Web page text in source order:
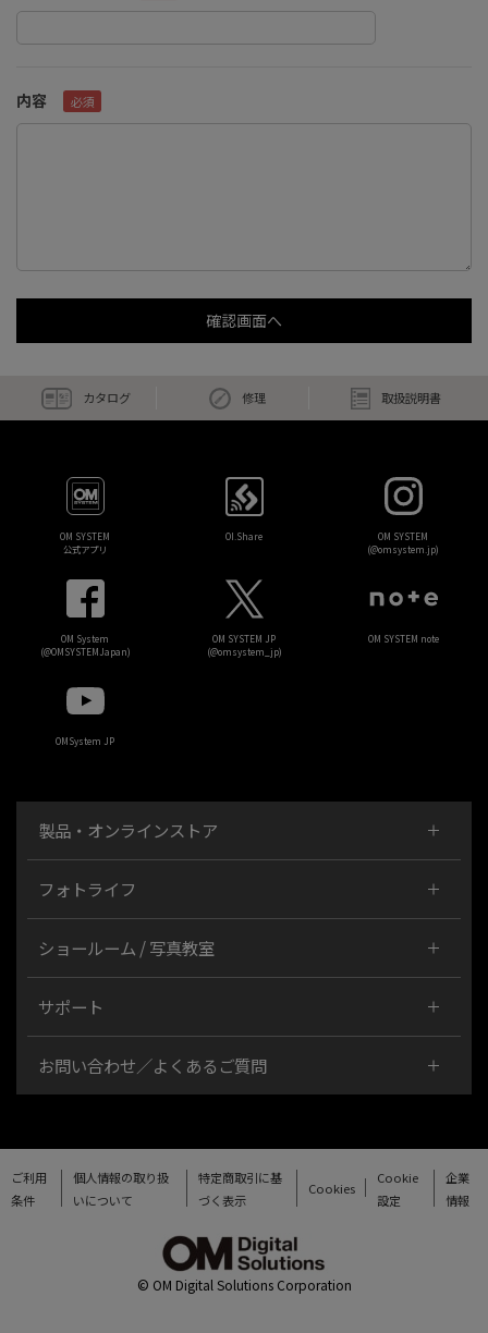
内容
カタログ 修理 取扱説明書
OM SYSTEM
公式アプリ
OI.Share
OM SYSTEM
(@omsystem.jp)
OM System
(@OMSYSTEMJapan)
OM SYSTEM JP
(@omsystem_jp)
OM SYSTEM note
OMSystem JP
製品・オンラインストア
フォトライフ
ショールーム / 写真教室
サポート
お問い合わせ／よくあるご質問
ご利用
条件
個人情報の取り扱
いについて
特定商取引に基
づく表示
Cookies
Cookie
設定
企業
情報
© OM Digital Solutions Corporation